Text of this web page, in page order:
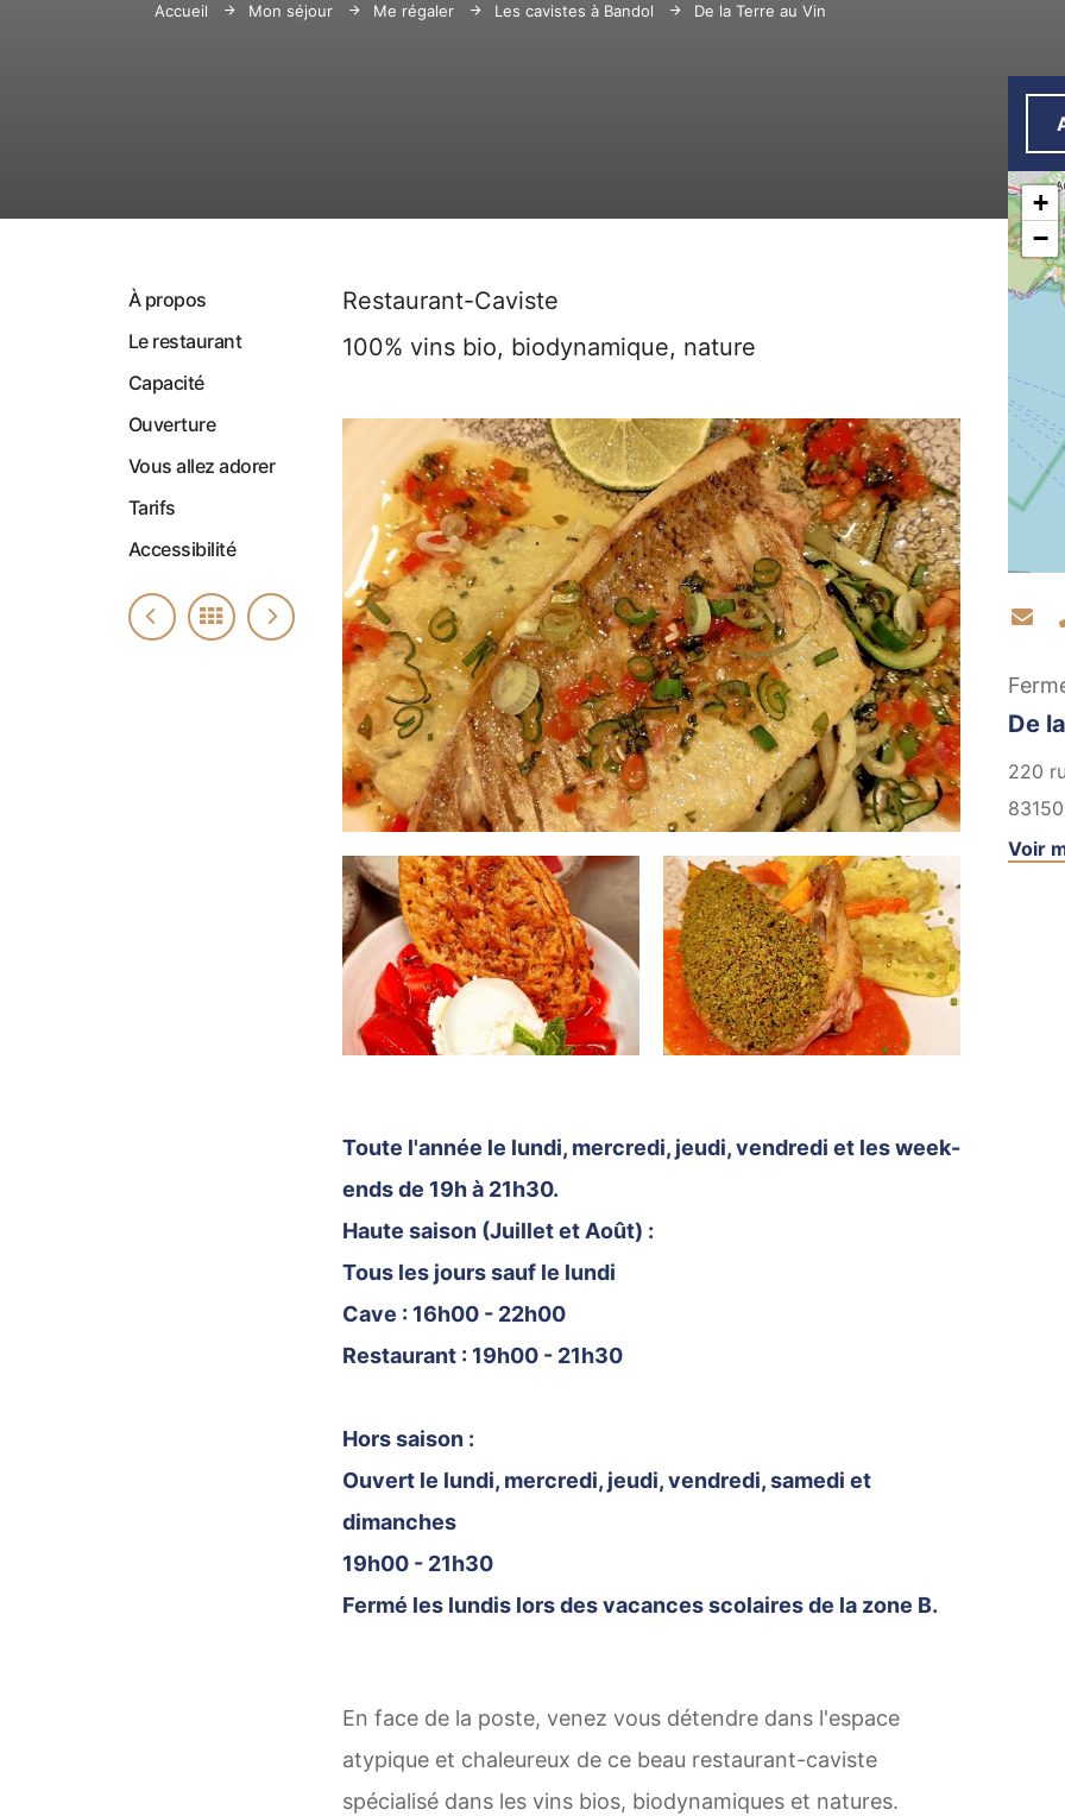
Accueil Mon séjour Me régaler Les cavistes à Bandol De la Terre au Vin
À propos
Le restaurant
Capacité
Ouverture
Vous allez adorer
Tarifs
Accessibilité
Restaurant-Caviste
100% vins bio, biodynamique, nature
Toute l'année le lundi, mercredi, jeudi, vendredi et les week-
ends de 19h à 21h30.
Haute saison (Juillet et Août) :
Tous les jours sauf le lundi
Cave : 16h00 - 22h00
Restaurant : 19h00 - 21h30
Hors saison :
Ouvert le lundi, mercredi, jeudi, vendredi, samedi et
dimanches
19h00 - 21h30
Fermé les lundis lors des vacances scolaires de la zone B.
En face de la poste, venez vous détendre dans l'espace
atypique et chaleureux de ce beau restaurant-caviste
spécialisé dans les vins bios, biodynamiques et natures.
+
−
De
220
83150
Voir